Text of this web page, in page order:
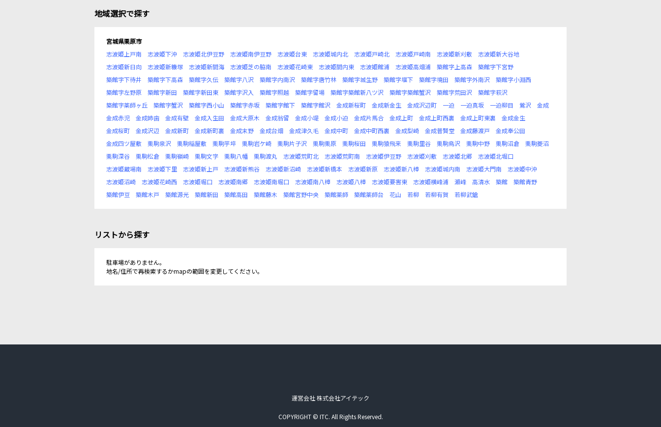
地域選択で探す
宮城県栗原市
志波姫上戸南
志波姫下沖 志波姫北伊豆野 志波姫南伊豆野 志波姫台東 志波姫城内北 志波姫戸崎北 志波姫戸崎南 志波姫新刈敷
志波姫新大谷地
志波姫新日向
志波姫新糠塚 志波姫新間海 志波姫芝の脇南 志波姫花崎東 志波姫間内東 志波姫館浦 志波姫高畑浦 築館字上高森
築館字下宮野
築館字下待井
築館字下高森 築館字久伝 築館字八沢 築館字内南沢 築館字唐竹林 築館字城生野 築館字堰下 築館字境田 築館字外南沢
築館字小淵西
築館字左野原
築館字新田 築館字新田東 築館字沢入 築館字照越 築館字留場 築館字築館新八ツ沢 築館字築館蟹沢 築館字荒田沢
築館字萩沢
築館字薬師ヶ丘
築館字蟹沢 築館字西小山 築館字赤坂 築館字館下 築館字館沢 金成新桜町 金成新金生 金成沢辺町 一迫 一迫真坂 一迫柳目 鶯沢
金成
金成赤児
金成姉歯 金成有壁 金成入生田 金成大原木 金成翁留 金成小堤 金成小迫 金成片馬合 金成上町 金成上町西裏 金成上町東裏
金成金生
金成桜町
金成沢辺 金成新町 金成新町裏 金成末野 金成台畑 金成津久毛 金成中町 金成中町西裏 金成梨崎 金成普賢堂 金成藤渡戸
金成奉公田
金成四ツ屋敷
栗駒泉沢 栗駒稲屋敷 栗駒芋埣 栗駒岩ケ崎 栗駒片子沢 栗駒栗原 栗駒桜田 栗駒猿飛来 栗駒里谷 栗駒鳥沢 栗駒中野 栗駒沼倉
栗駒菱沼
栗駒深谷
栗駒松倉 栗駒嶺崎 栗駒文字 栗駒八幡 栗駒渡丸 志波姫荒町北 志波姫荒町南 志波姫伊豆野 志波姫刈敷 志波姫北郷
志波姫北堀口
志波姫蔵場南
志波姫下里 志波姫新上戸 志波姫新熊谷 志波姫新沼崎 志波姫新橋本 志波姫新原 志波姫新八樟 志波姫城内南 志波姫大門南
志波姫中沖
志波姫沼崎
志波姫花崎西 志波姫堀口 志波姫南郷 志波姫南堀口 志波姫南八樟 志波姫八樟 志波姫要害東 志波姫横峰浦 瀬峰 高清水 築館
築館青野
築館伊豆
築館木戸 築館源光 築館新田 築館高田 築館藤木 築館宮野中央 築館薬師 築館薬師台 花山 若柳 若柳有賀 若柳武鎗
リストから探す
駐車場がありません。
地名/住所で再検索するかmapの範囲を変更してください。
運営会社 株式会社アイテック
COPYRIGHT © ITC. All Rights Reserved.